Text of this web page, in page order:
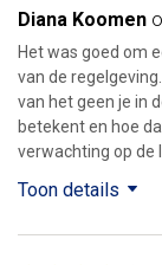
Diana Koomen
Het was goed om
van de
van het geen je in
betekent en hoe
verwachting op de
Toon details